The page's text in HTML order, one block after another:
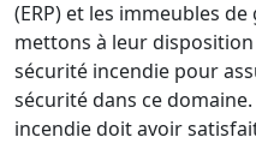
(ERP) et les immeubles
mettons à leur
sécurité incendie pour
sécurité dans ce
incendie doit avoir